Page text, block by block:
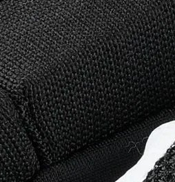
CCM Tacks XF Pro SR černo-bílé
bez DPH
Vapor 3X INT černo-oranžové
bez DPH
Tacks XF SR černo-bílé